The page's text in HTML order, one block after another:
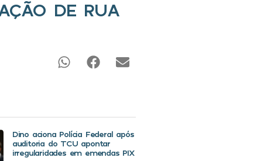
DE RUA
Dino aciona Polícia Federal após
auditoria do TCU apontar
irregularidades em emendas PIX